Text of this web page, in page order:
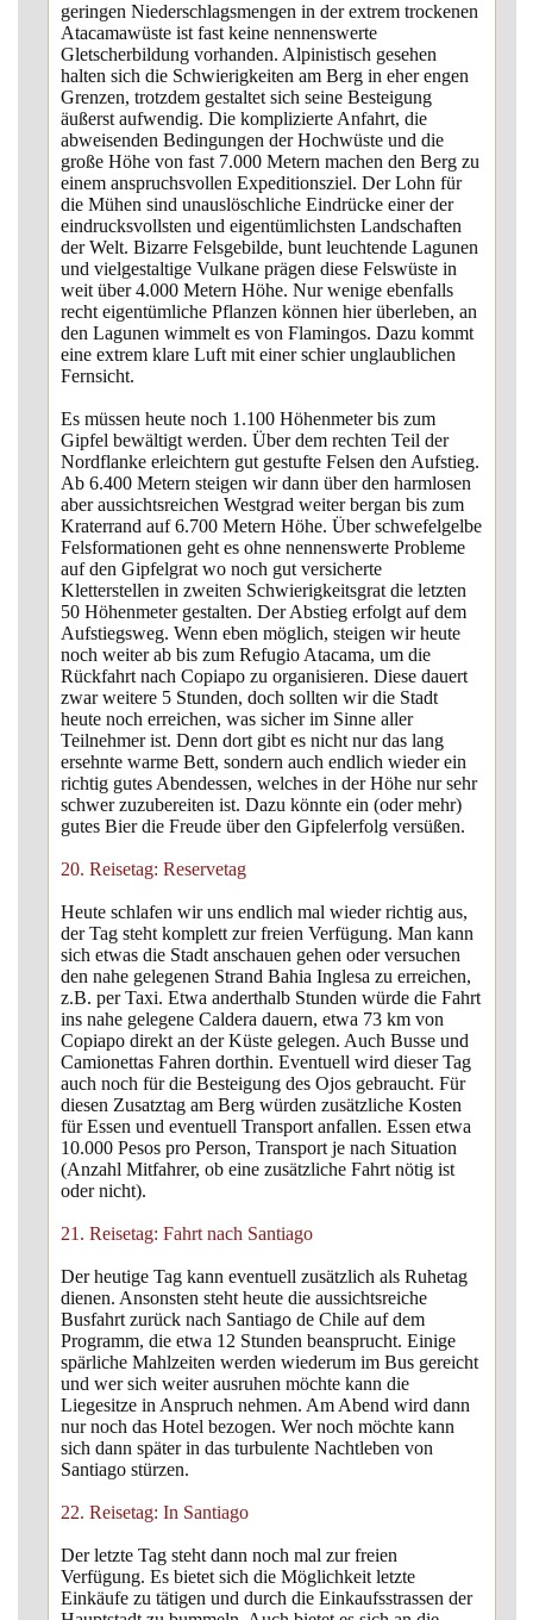
geringen Niederschlagsmengen in der extrem trockenen
Atacamawüste ist fast keine nennenswerte
Gletscherbildung vorhanden. Alpinistisch gesehen
halten sich die Schwierigkeiten am Berg in eher engen
Grenzen, trotzdem gestaltet sich seine Besteigung
äußerst aufwendig. Die komplizierte Anfahrt, die
abweisenden Bedingungen der Hochwüste und die
große Höhe von fast 7.000 Metern machen den Berg zu
einem anspruchsvollen Expeditionsziel. Der Lohn für
die Mühen sind unauslöschliche Eindrücke einer der
eindrucksvollsten und eigentümlichsten Landschaften
der Welt. Bizarre Felsgebilde, bunt leuchtende Lagunen
und vielgestaltige Vulkane prägen diese Felswüste in
weit über 4.000 Metern Höhe. Nur wenige ebenfalls
recht eigentümliche Pflanzen können hier überleben, an
den Lagunen wimmelt es von Flamingos. Dazu kommt
eine extrem klare Luft mit einer schier unglaublichen
Fernsicht.
Es müssen heute noch 1.100 Höhenmeter bis zum
Gipfel bewältigt werden. Über dem rechten Teil der
Nordflanke erleichtern gut gestufte Felsen den Aufstieg.
Ab 6.400 Metern steigen wir dann über den harmlosen
aber aussichtsreichen Westgrad weiter bergan bis zum
Kraterrand auf 6.700 Metern Höhe. Über schwefelgelbe
Felsformationen geht es ohne nennenswerte Probleme
auf den Gipfelgrat wo noch gut versicherte
Kletterstellen in zweiten Schwierigkeitsgrat die letzten
50 Höhenmeter gestalten. Der Abstieg erfolgt auf dem
Aufstiegsweg. Wenn eben möglich, steigen wir heute
noch weiter ab bis zum Refugio Atacama, um die
Rückfahrt nach Copiapo zu organisieren. Diese dauert
zwar weitere 5 Stunden, doch sollten wir die Stadt
heute noch erreichen, was sicher im Sinne aller
Teilnehmer ist. Denn dort gibt es nicht nur das lang
ersehnte warme Bett, sondern auch endlich wieder ein
richtig gutes Abendessen, welches in der Höhe nur sehr
schwer zuzubereiten ist. Dazu könnte ein (oder mehr)
gutes Bier die Freude über den Gipfelerfolg versüßen.
20. Reisetag: Reservetag
Heute schlafen wir uns endlich mal wieder richtig aus,
der Tag steht komplett zur freien Verfügung. Man kann
sich etwas die Stadt anschauen gehen oder versuchen
den nahe gelegenen Strand Bahia Inglesa zu erreichen,
z.B. per Taxi. Etwa anderthalb Stunden würde die Fahrt
ins nahe gelegene Caldera dauern, etwa 73 km von
Copiapo direkt an der Küste gelegen. Auch Busse und
Camionettas Fahren dorthin. Eventuell wird dieser Tag
auch noch für die Besteigung des Ojos gebraucht. Für
diesen Zusatztag am Berg würden zusätzliche Kosten
für Essen und eventuell Transport anfallen. Essen etwa
10.000 Pesos pro Person, Transport je nach Situation
(Anzahl Mitfahrer, ob eine zusätzliche Fahrt nötig ist
oder nicht).
21. Reisetag: Fahrt nach Santiago
Der heutige Tag kann eventuell zusätzlich als Ruhetag
dienen. Ansonsten steht heute die aussichtsreiche
Busfahrt zurück nach Santiago de Chile auf dem
Programm, die etwa 12 Stunden beansprucht. Einige
spärliche Mahlzeiten werden wiederum im Bus gereicht
und wer sich weiter ausruhen möchte kann die
Liegesitze in Anspruch nehmen. Am Abend wird dann
nur noch das Hotel bezogen. Wer noch möchte kann
sich dann später in das turbulente Nachtleben von
Santiago stürzen.
22. Reisetag: In Santiago
Der letzte Tag steht dann noch mal zur freien
Verfügung. Es bietet sich die Möglichkeit letzte
Einkäufe zu tätigen und durch die Einkaufsstrassen der